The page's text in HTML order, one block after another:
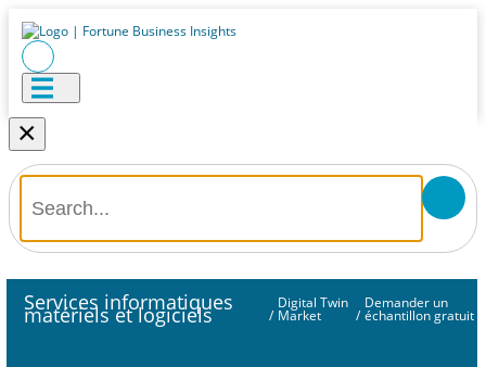
×
Services informatiques
matériels et logiciels /
Digital Twin
Market /
Demander un
échantillon gratuit